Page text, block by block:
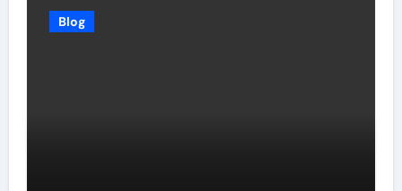
Blog